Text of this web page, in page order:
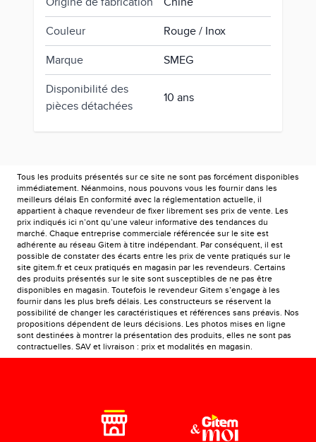
Couleur Rouge / Inox
Marque SMEG
Disponibilité des
pièces détachées
10 ans
Tous les produits présentés sur ce site ne sont pas forcément disponibles
immédiatement. Néanmoins, nous pouvons vous les fournir dans les
meilleurs délais En conformité avec la réglementation actuelle, il
appartient à chaque revendeur de fixer librement ses prix de vente. Les
prix indiqués ici n’ont qu’une valeur informative des tendances du
marché. Chaque entreprise commerciale référencée sur le site est
adhérente au réseau Gitem à titre indépendant. Par conséquent, il est
possible de constater des écarts entre les prix de vente pratiqués sur le
site gitem.fr et ceux pratiqués en magasin par les revendeurs. Certains
des produits présentés sur le site sont susceptibles de ne pas être
disponibles en magasin. Toutefois le revendeur Gitem s’engage à les
fournir dans les plus brefs délais. Les constructeurs se réservent la
possibilité de changer les caractéristiques et références sans préavis. Nos
propositions dépendent de leurs décisions. Les photos mises en ligne
sont destinées à montrer la présentation des produits, elles ne sont pas
contractuelles. SAV et livraison : prix et modalités en magasin.